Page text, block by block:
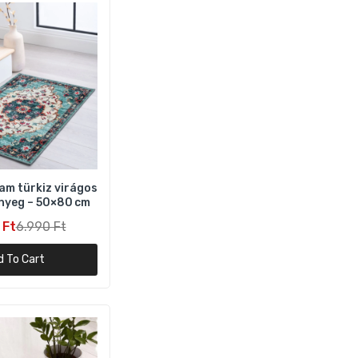
türkiz virágos
– 50×80 cm
Ft6.990 Ft
To Cart